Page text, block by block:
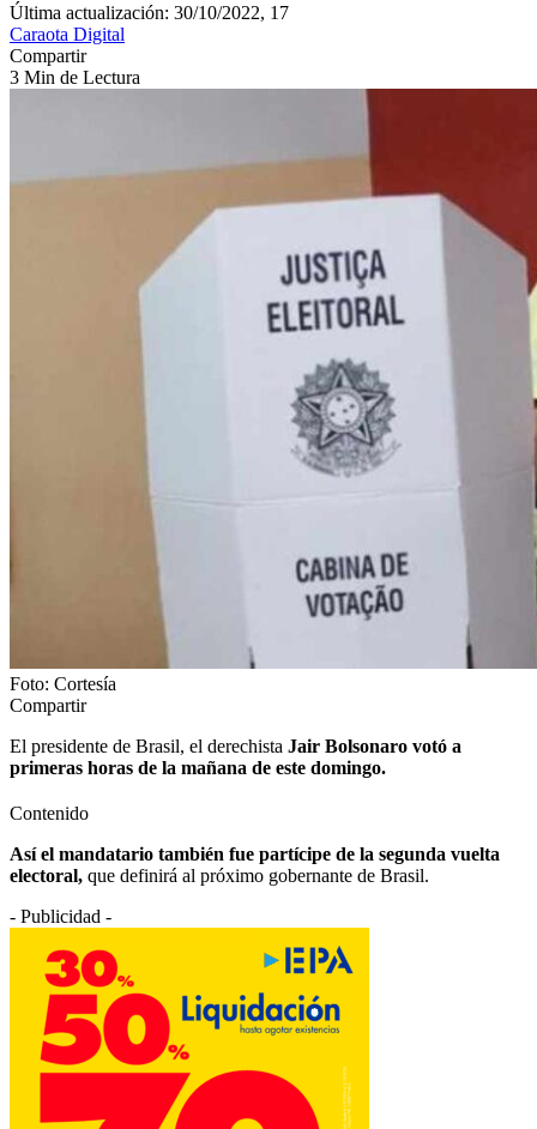
Última actualización: 30/10/2022, 17
Caraota Digital
Compartir
3 Min de Lectura
Foto: Cortesía
Compartir
El presidente de Brasil, el derechista Jair Bolsonaro votó a
primeras horas de la mañana de este domingo.
Contenido
Así el mandatario también fue partícipe de la segunda vuelta
electoral, que definirá al próximo gobernante de Brasil.
- Publicidad -